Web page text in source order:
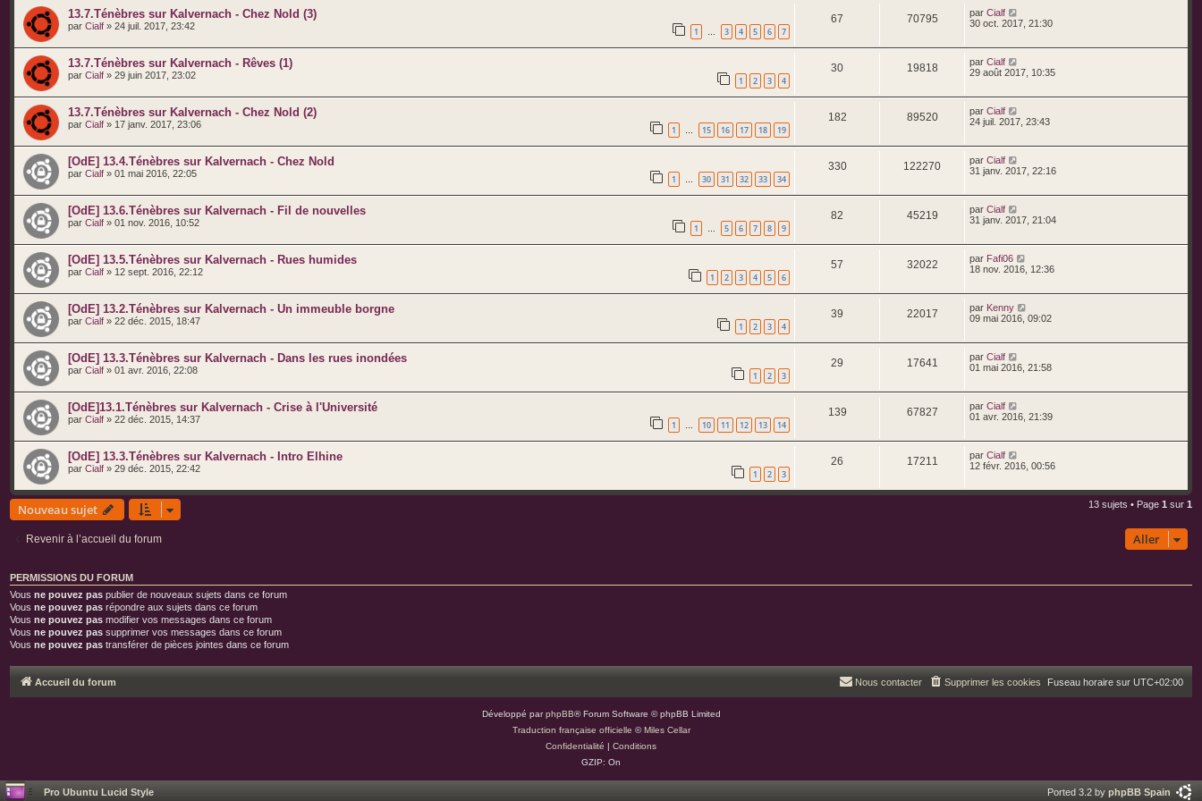
13.7.Ténèbres sur Kalvernach - Chez Nold (3)
par Cialf » 24 juil. 2017, 23:42 1 … 3 4 5 6 7
67 70795 par Cialf
30 oct. 2017, 21:30
13.7.Ténèbres sur Kalvernach - Rêves (1)
par Cialf » 29 juin 2017, 23:02 1 2 3 4
30 19818 par Cialf
29 août 2017, 10:35
13.7.Ténèbres sur Kalvernach - Chez Nold (2)
par Cialf » 17 janv. 2017, 23:06 1 … 15 16 17 18 19
182 89520 par Cialf
24 juil. 2017, 23:43
[OdE] 13.4.Ténèbres sur Kalvernach - Chez Nold
par Cialf » 01 mai 2016, 22:05 1 … 30 31 32 33 34
330 122270 par Cialf
31 janv. 2017, 22:16
[OdE] 13.6.Ténèbres sur Kalvernach - Fil de nouvelles
par Cialf » 01 nov. 2016, 10:52 1 … 5 6 7 8 9
82 45219 par Cialf
31 janv. 2017, 21:04
[OdE] 13.5.Ténèbres sur Kalvernach - Rues humides
par Cialf » 12 sept. 2016, 22:12 1 2 3 4 5 6
57 32022 par Fafi06
18 nov. 2016, 12:36
[OdE] 13.2.Ténèbres sur Kalvernach - Un immeuble borgne
par Cialf » 22 déc. 2015, 18:47 1 2 3 4
39 22017 par Kenny
09 mai 2016, 09:02
[OdE] 13.3.Ténèbres sur Kalvernach - Dans les rues inondées
par Cialf » 01 avr. 2016, 22:08 1 2 3
29 17641 par Cialf
01 mai 2016, 21:58
[OdE]13.1.Ténèbres sur Kalvernach - Crise à l'Université
par Cialf » 22 déc. 2015, 14:37 1 … 10 11 12 13 14
139 67827 par Cialf
01 avr. 2016, 21:39
[OdE] 13.3.Ténèbres sur Kalvernach - Intro Elhine
par Cialf » 29 déc. 2015, 22:42 1 2 3
26 17211 par Cialf
12 févr. 2016, 00:56
Nouveau sujet 13 sujets • Page 1 sur 1
Revenir à l’accueil du forum Aller
PERMISSIONS DU FORUM
Vous ne pouvez pas publier de nouveaux sujets dans ce forum
Vous ne pouvez pas répondre aux sujets dans ce forum
Vous ne pouvez pas modifier vos messages dans ce forum
Vous ne pouvez pas supprimer vos messages dans ce forum
Vous ne pouvez pas transférer de pièces jointes dans ce forum
Accueil du forum Fuseau horaire sur UTC+02:00
Supprimer les cookies
Nous contacter
Développé parphpBB® Forum Software © phpBB Limited
Traduction française officielle ©Miles Cellar
Confidentialité | Conditions
GZIP: On
Pro Ubuntu Lucid Style Ported 3.2 by phpBB Spain